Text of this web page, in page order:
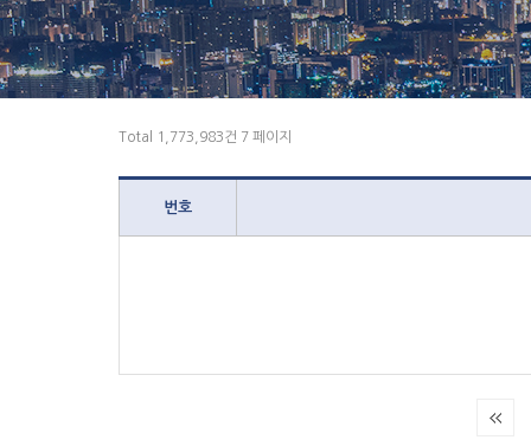
Total 1,773,983건 7 페이지
번호